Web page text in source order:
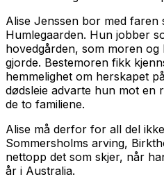
Alise Jenssen bor med faren
Humlegaarden. Hun jobber
hovedgården, som moren og
gjorde. Bestemoren fikk
hemmelighet om herskapet
dødsleie advarte hun mot en
de to familiene.
Alise må derfor for all del
Sommersholms arving,
nettopp det som skjer, når
år i Australia.